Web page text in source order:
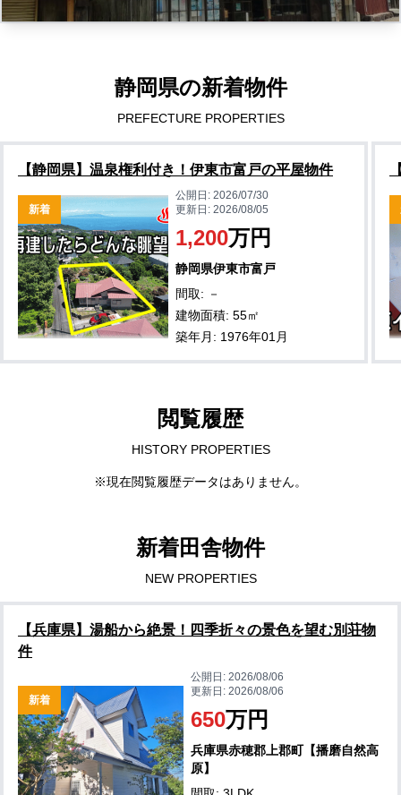
静岡県の新着物件
PREFECTURE PROPERTIES
【静岡県】温泉権利付き！伊東市富戸の平屋物件
新着
公開日:2026/07/30
更新日:2026/08/05
1,200万円
静岡県伊東市富戸
間取: －
建物面積: 55㎡
築年月: 1976年01月
閲覧履歴
HISTORY PROPERTIES
※現在閲覧履歴データはありません。
新着田舎物件
NEW PROPERTIES
【兵庫県】湯船から絶景！四季折々の景色を望む別荘物
件
新着
公開日:2026/08/06
更新日:2026/08/06
650万円
兵庫県赤穂郡上郡町【播磨自然高
原】